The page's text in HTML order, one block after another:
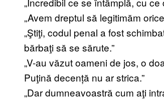
„Avem dreptul să legitimăm
„Ştiţi, codul penal a fost
bărbaţi să se sărute.”
„V-au văzut oameni de jos, o
Puţină decență nu ar strica.”
„Dar dumneavoastră cum aţi